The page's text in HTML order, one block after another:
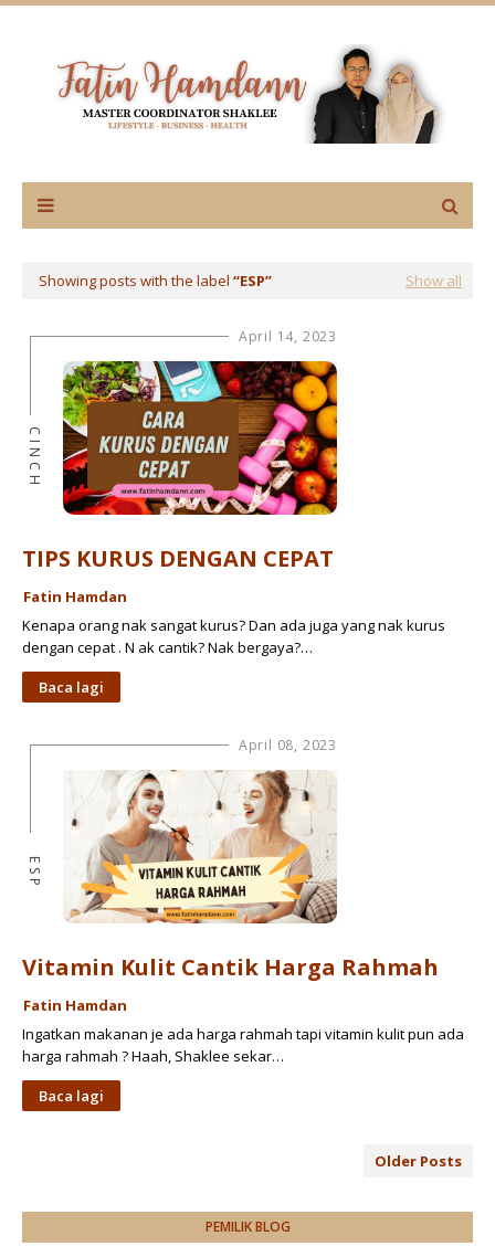
Showing posts with the label ESP Show all
April 14, 2023
CINCH
TIPS KURUS DENGAN CEPAT
Fatin Hamdan
Kenapa orang nak sangat kurus? Dan ada juga yang nak kurus
dengan cepat . N ak cantik? Nak bergaya?…
Baca lagi
April 08, 2023
ESP
Vitamin Kulit Cantik Harga Rahmah
Fatin Hamdan
Ingatkan makanan je ada harga rahmah tapi vitamin kulit pun ada
harga rahmah ? Haah, Shaklee sekar…
Baca lagi
Older Posts
PEMILIK BLOG